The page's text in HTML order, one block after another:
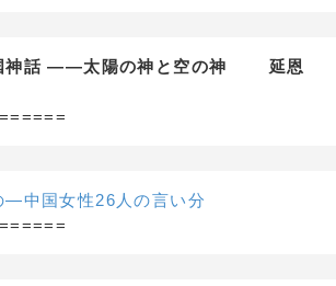
神話 ——太陽の神と空の神 延恩
―中国女性26人の言い分